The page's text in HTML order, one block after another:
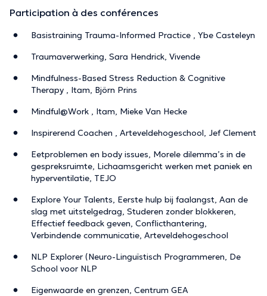
Participation à des conférences
Basistraining Trauma-Informed Practice , Ybe Casteleyn
Traumaverwerking, Sara Hendrick, Vivende
Mindfulness-Based Stress Reduction & Cognitive
Therapy , Itam, Björn Prins
Mindful@Work , Itam, Mieke Van Hecke
Inspirerend Coachen , Arteveldehogeschool, Jef Clement
Eetproblemen en body issues, Morele dilemma’s in de
gespreksruimte, Lichaamsgericht werken met paniek en
hyperventilatie, TEJO
Explore Your Talents, Eerste hulp bij faalangst, Aan de
slag met uitstelgedrag, Studeren zonder blokkeren,
Effectief feedback geven, Conflicthantering,
Verbindende communicatie, Arteveldehogeschool
NLP Explorer (Neuro-Linguïstisch Programmeren, De
School voor NLP
Eigenwaarde en grenzen, Centrum GEA